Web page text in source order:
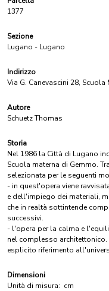
1377
Sezione
Lugano - Lugano
Indirizzo
Via G. Canevascini 28, Scuola
Autore
Schuetz Thomas
Storia
Nel 1986 la Città di Lugano
Scuola materna di Gemmo.
selezionata per le seguenti
- in quest'opera viene
e dell'impiego dei materiali,
che in realtà sottintende
successivi.
- l'opera per la calma e
nel complesso
esplicito riferimento
Dimensioni
Unità di misura: cm